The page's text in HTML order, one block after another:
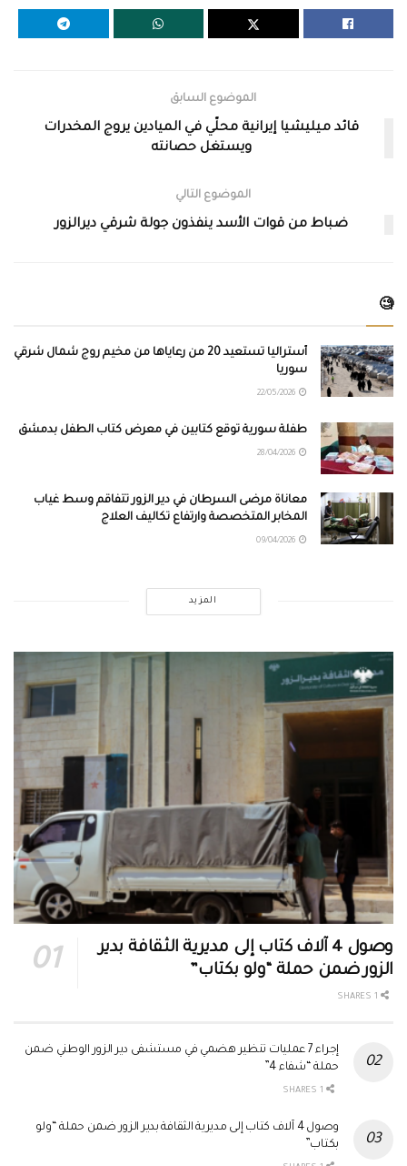
الموضوع السابق
قائد ميليشيا إيرانية محلّي في الميادين يروج المخدرات
ويستغل حصانته
الموضوع التالي
ضباط من قوات الأسد ينفذون جولة شرقي ديرالزور
🧐
أستراليا تستعيد 20 من رعاياها من مخيم روج شمال شرقي
سوريا
طفلة سورية توقع كتابين في معرض كتاب الطفل بدمشق
معاناة مرضى السرطان في دير الزور تتفاقم وسط غياب
المخابر المتخصصة وارتفاع تكاليف العلاج
المزيد
وصول 4 آلاف كتاب إلى مديرية الثقافة بدير
الزور ضمن حملة “ولو بكتاب”
إجراء 7 عمليات تنظير هضمي في مستشفى دير الزور الوطني ضمن
حملة “شفاء 4”
وصول 4 آلاف كتاب إلى مديرية الثقافة بدير الزور ضمن حملة “ولو
بكتاب”